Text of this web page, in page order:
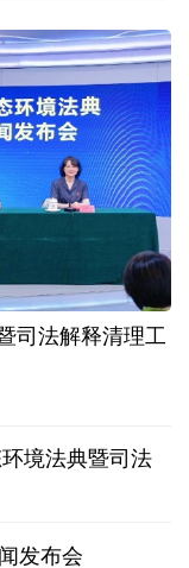
（扩大）会议
案案例落地北京
民企敢闯敢投
业装上智慧引擎
、腾讯等在列
区及全球安全
多人遭受处分
司法解释清理工
境法典暨司法
发布会